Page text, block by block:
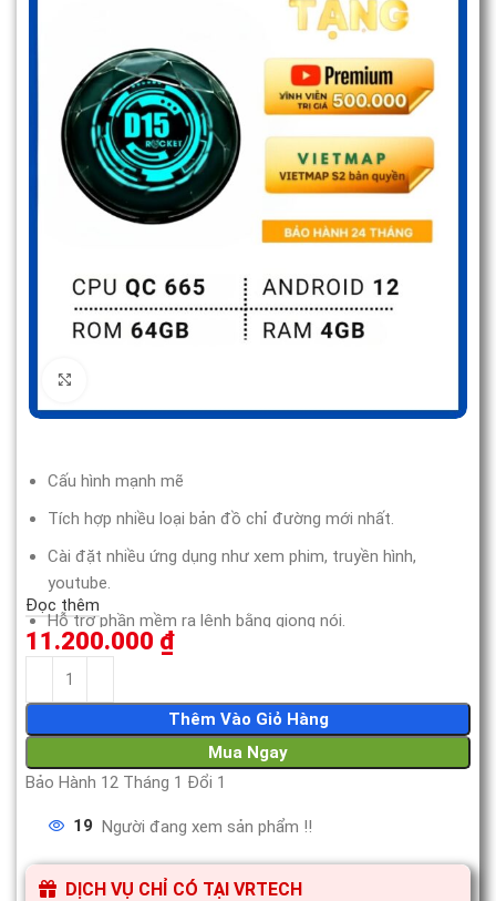
Cấu hình mạnh mẽ
Tích hợp nhiều loại bản đồ chỉ đường mới nhất.
Cài đặt nhiều ứng dụng như xem phim, truyền hình,
youtube.
Hỗ trợ phần mềm ra lệnh bằng giọng nói.
Đèn LED thay đổi màu sắc hợp thẫm mỹ.
Đọc thêm
11.200.000 ₫
Thêm Vào Giỏ Hàng
Mua Ngay
Bảo Hành 12 Tháng 1 Đổi 1
19 Người đang xem sản phẩm !!
DỊCH VỤ CHỈ CÓ TẠI VRTECH